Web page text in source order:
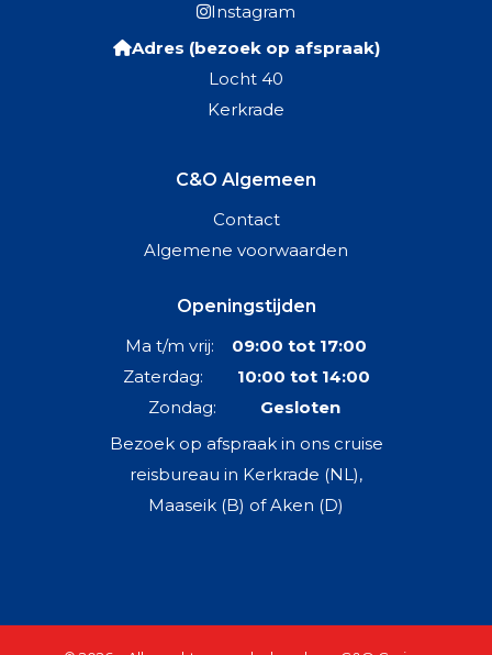
Instagram
Adres (bezoek op afspraak)
Locht 40
Kerkrade
C&O Algemeen
Contact
Algemene voorwaarden
Openingstijden
Ma t/m vrij: 09:00 tot 17:00
Zaterdag: 10:00 tot 14:00
Zondag: Gesloten
Bezoek op afspraak in ons cruise
reisbureau in Kerkrade (NL),
Maaseik (B) of Aken (D)